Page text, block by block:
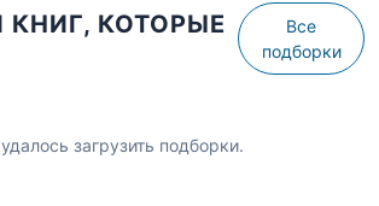
КОТОРЫЕ
Все
подборки
загрузить подборки.